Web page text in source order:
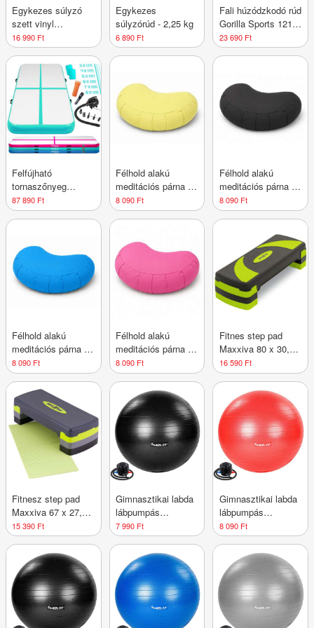
Egykezes súlyzó
szett vinyl
Maxxiva® 2 x 5 kg
Fekete
16 990 Ft
Egykezes
súlyzórúd - 2,25 kg
6 890 Ft
Fali húzódzkodó rúd
Gorilla Sports 121 x
61 x 40 cm
23 690 Ft
Felfújható
tornaszőnyeg
PHYSIONICS Zöld
400 x 100 cm
87 890 Ft
Félhold alakú
meditációs párna 40
× 26 × 15 cm sárga
8 090 Ft
Félhold alakú
meditációs párna 40
× 26 × 15 cm
fekete
8 090 Ft
Félhold alakú
meditációs párna 40
× 26 × 15 cm kék
8 090 Ft
Félhold alakú
meditációs párna 40
× 26 × 15 cm
rózsaszín
8 090 Ft
Fitnes step pad
Maxxiva 80 x 30,5
x 10/15/20 cm
16 590 Ft
Fitnesz step pad
Maxxiva 67 x 27,5
cm
15 390 Ft
Gimnasztikai labda
lábpumpás
MOVIT® 75 cm
fekete
7 990 Ft
Gimnasztikai labda
lábpumpás
MOVIT® 75 cm
piros
8 090 Ft